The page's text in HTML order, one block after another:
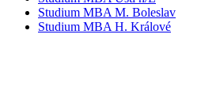
Studium MBA M. Boleslav
Studium MBA H. Králové